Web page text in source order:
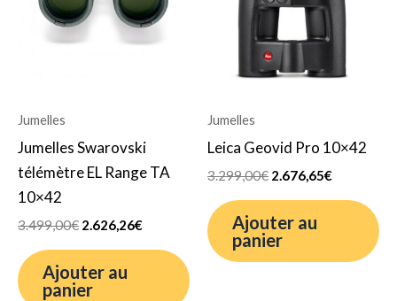
Jumelles
Jumelles Swarovski
télémètre EL Range TA
10×42
3.499,00€
3.499,00€.
2.626,26€
2.626,26€.
Ajouter au
panier
Jumelles
Leica Geovid Pro 10×42
3.299,00€
3.299,00€.
2.676,65€
2.676,65€.
Ajouter au
panier